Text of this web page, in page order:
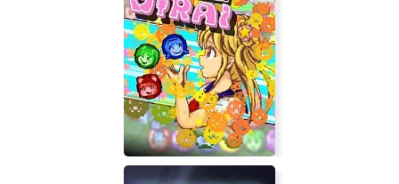
The Elder Scrolls V Skyrim
Dragonborn